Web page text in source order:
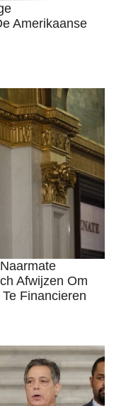
Amerikaanse
Afwijzen Om
Financieren